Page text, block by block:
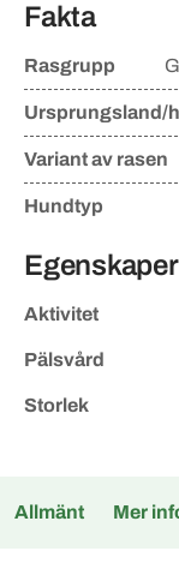
Fakta
Rasgrupp
Ursprungsland/
Variant av rasen
Hundtyp
Egenskaper
Aktivitet
Pälsvård
Storlek
Allmänt Mer